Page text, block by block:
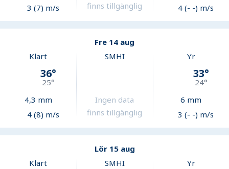
3 (7) m/s
finns tillgänglig
4 (- -) m/s
Fre 14 aug
Klart
36°
25°
4,3 mm
4 (8) m/s
SMHI
Ingen data
finns tillgänglig
Yr
33°
24°
6 mm
3 (- -) m/s
Lör 15 aug
Klart
SMHI Yr